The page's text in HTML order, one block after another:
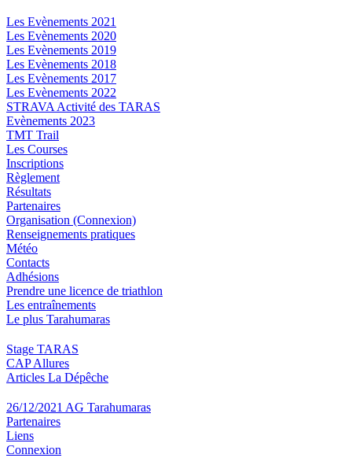
Les Evènements 2021
Les Evènements 2020
Les Evènements 2019
Les Evènements 2018
Les Evènements 2017
Les Evènements 2022
STRAVA Activité des TARAS
Evènements 2023
TMT Trail
Les Courses
Inscriptions
Règlement
Résultats
Partenaires
Organisation (Connexion)
Renseignements pratiques
Météo
Contacts
Adhésions
Prendre une licence de triathlon
Les entraînements
Le plus Tarahumaras
Stage TARAS
CAP Allures
Articles La Dépêche
26/12/2021 AG Tarahumaras
Partenaires
Liens
Connexion